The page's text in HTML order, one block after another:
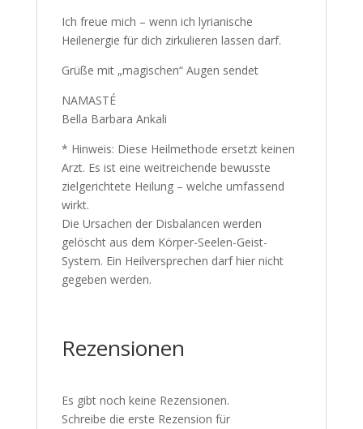
Ich freue mich – wenn ich lyrianische
Heilenergie für dich zirkulieren lassen darf.
Grüße mit „magischen“ Augen sendet
NAMASTÉ
Bella Barbara Ankali
* Hinweis: Diese Heilmethode ersetzt keinen
Arzt. Es ist eine weitreichende bewusste
zielgerichtete Heilung – welche umfassend
wirkt.
Die Ursachen der Disbalancen werden
gelöscht aus dem Körper-Seelen-Geist-
System. Ein Heilversprechen darf hier nicht
gegeben werden.
Rezensionen
Es gibt noch keine Rezensionen.
Schreibe die erste Rezension für